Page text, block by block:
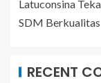
Latuconsina
SDM Berkualitas
RECENT